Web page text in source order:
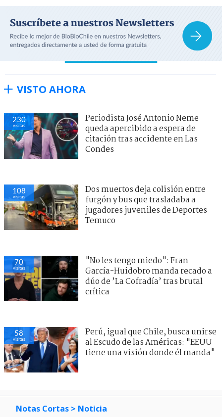
VISTO AHORA
230
visitas
Periodista José Antonio Neme
queda apercibido a espera de
citación tras accidente en Las
Condes
108
visitas
Dos muertos deja colisión entre
furgón y bus que trasladaba a
jugadores juveniles de Deportes
Temuco
70
visitas
"No les tengo miedo": Fran
García-Huidobro manda recado a
dúo de ’La Cofradía’ tras brutal
crítica
58
visitas
Perú, igual que Chile, busca unirse
al Escudo de las Américas: "EEUU
tiene una visión donde él manda"
Notas Cortas > Noticia